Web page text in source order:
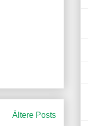
Ältere Posts